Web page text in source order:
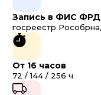
Запись в ФИС
госреестр
От 16 часов
72 / 144 / 256 ч